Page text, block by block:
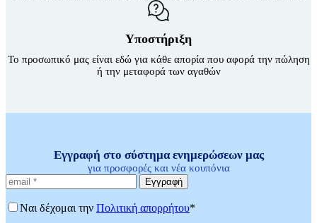
Υποστήριξη
Το προσωπικό μας είναι εδώ για κάθε απορία που αφορά την πώληση
ή την μεταφορά των αγαθών
Εγγραφή στο σύστημα ενημερώσεων μας
για προσφορές και νέα κουπόνια
Εγγραφή
Ναι δέχομαι την Πολιτική απορρήτου*